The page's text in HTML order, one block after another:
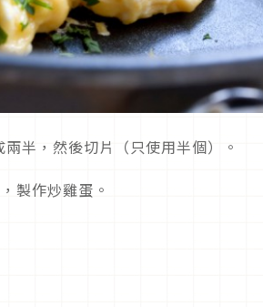
半，然後切片（只使用半個）。
製作炒雞蛋。